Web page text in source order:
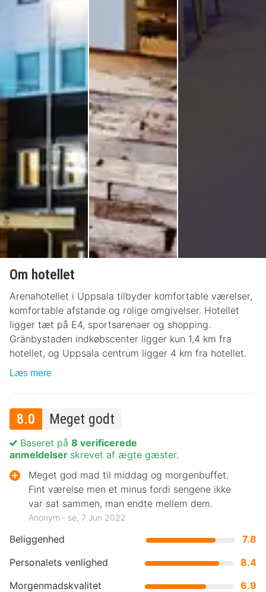
Om hotellet
Arenahotellet i Uppsala tilbyder komfortable værelser,
komfortable afstande og rolige omgivelser. Hotellet
ligger tæt på E4, sportsarenaer og shopping.
Gränbystaden indkøbscenter ligger kun 1,4 km fra
hotellet, og Uppsala centrum ligger 4 km fra hotellet.
Læs mere
8.0 Meget godt
Beliggenhed
7.8
Personalets venlighed
8.4
Morgenmadskvalitet
6.9
Baseret på 8 verificerede
anmeldelser skrevet af ægte gæster.
Meget god mad til middag og morgenbuffet.
Fint værelse men et minus fordi sengene ikke
var sat sammen, man endte mellem dem.
Anonym ‐ se, 7 Jun 2022